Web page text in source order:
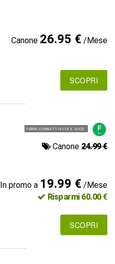
Canone 26.95 €/Mese
SCOPRI
FIBRA CONNETTIVITÀ E VOCE
Canone24.99 €
In promo a 19.99 €/Mese
Risparmi 60.00 €
SCOPRI